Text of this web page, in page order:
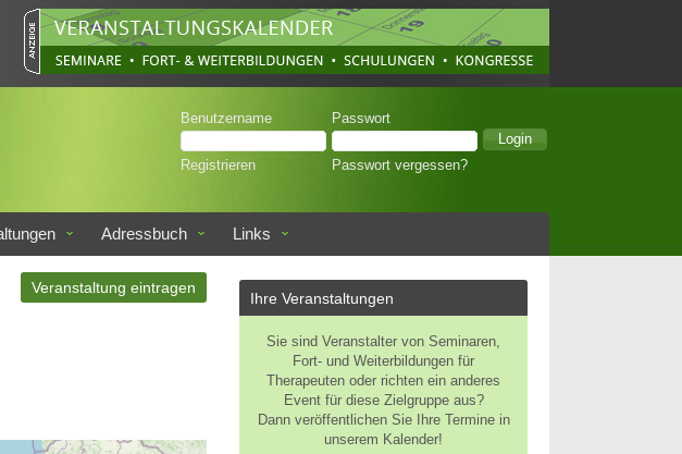
Benutzername Passwort
Registrieren Passwort vergessen?
Adressbuch Links
Veranstaltung eintragen
Ihre Veranstaltungen
Sie sind Veranstalter von Seminaren,
Fort- und Weiterbildungen für
Therapeuten oder richten ein anderes
Event für diese Zielgruppe aus?
Dann veröffentlichen Sie Ihre Termine in
unserem Kalender!